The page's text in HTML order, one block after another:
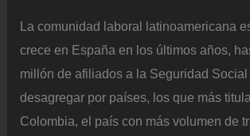
La comunidad laboral latinoamericana
crece en España en los últimos años,
millón de afiliados a la Seguridad Social
desagregar por países, los que más
Colombia, el país con más volumen de